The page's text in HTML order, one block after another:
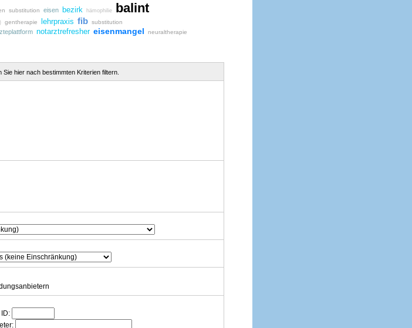
substitution eisen bezirk hämophilie balint
gentherapie lehrpraxis fib substitution
notarztrefresher eisenmangel neuraltherapie
hier nach bestimmten Kriterien filtern.